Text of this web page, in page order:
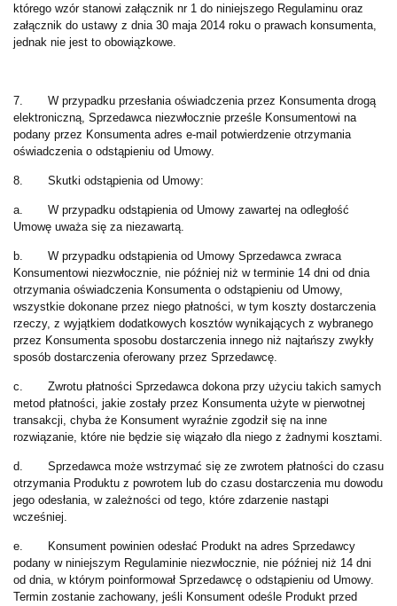
którego wzór stanowi załącznik nr 1 do niniejszego Regulaminu oraz
załącznik do ustawy z dnia 30 maja 2014 roku o prawach konsumenta,
jednak nie jest to obowiązkowe.
7. W przypadku przesłania oświadczenia przez Konsumenta drogą
elektroniczną, Sprzedawca niezwłocznie prześle Konsumentowi na
podany przez Konsumenta adres e-mail potwierdzenie otrzymania
oświadczenia o odstąpieniu od Umowy.
8. Skutki odstąpienia od Umowy:
a. W przypadku odstąpienia od Umowy zawartej na odległość
Umowę uważa się za niezawartą.
b. W przypadku odstąpienia od Umowy Sprzedawca zwraca
Konsumentowi niezwłocznie, nie później niż w terminie 14 dni od dnia
otrzymania oświadczenia Konsumenta o odstąpieniu od Umowy,
wszystkie dokonane przez niego płatności, w tym koszty dostarczenia
rzeczy, z wyjątkiem dodatkowych kosztów wynikających z wybranego
przez Konsumenta sposobu dostarczenia innego niż najtańszy zwykły
sposób dostarczenia oferowany przez Sprzedawcę.
c. Zwrotu płatności Sprzedawca dokona przy użyciu takich samych
metod płatności, jakie zostały przez Konsumenta użyte w pierwotnej
transakcji, chyba że Konsument wyraźnie zgodził się na inne
rozwiązanie, które nie będzie się wiązało dla niego z żadnymi kosztami.
d. Sprzedawca może wstrzymać się ze zwrotem płatności do czasu
otrzymania Produktu z powrotem lub do czasu dostarczenia mu dowodu
jego odesłania, w zależności od tego, które zdarzenie nastąpi
wcześniej.
e. Konsument powinien odesłać Produkt na adres Sprzedawcy
podany w niniejszym Regulaminie niezwłocznie, nie później niż 14 dni
od dnia, w którym poinformował Sprzedawcę o odstąpieniu od Umowy.
Termin zostanie zachowany, jeśli Konsument odeśle Produkt przed